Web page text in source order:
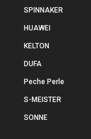
SPINNAKER
HUAWEI
KELTON
DUFA
Peche Perle
S-MEISTER
SONNE